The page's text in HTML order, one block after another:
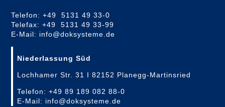
Telefon: +49 5131 49 33-0
Telefax: +49 5131 49 33-99
E-Mail: info@doksysteme.de
Niederlassung Süd
Lochhamer Str. 31 I 82152 Planegg-Martinsried
Telefon: +49 89 189 082 88-0
E-Mail: info@doksysteme.de